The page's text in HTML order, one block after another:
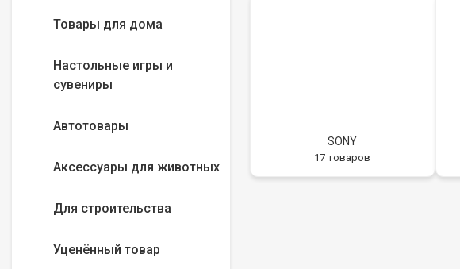
Товары для дома
Настольные игры и
сувениры
Автотовары
Аксессуары для животных
Для строительства
Уценённый товар
SONY
17 товаров